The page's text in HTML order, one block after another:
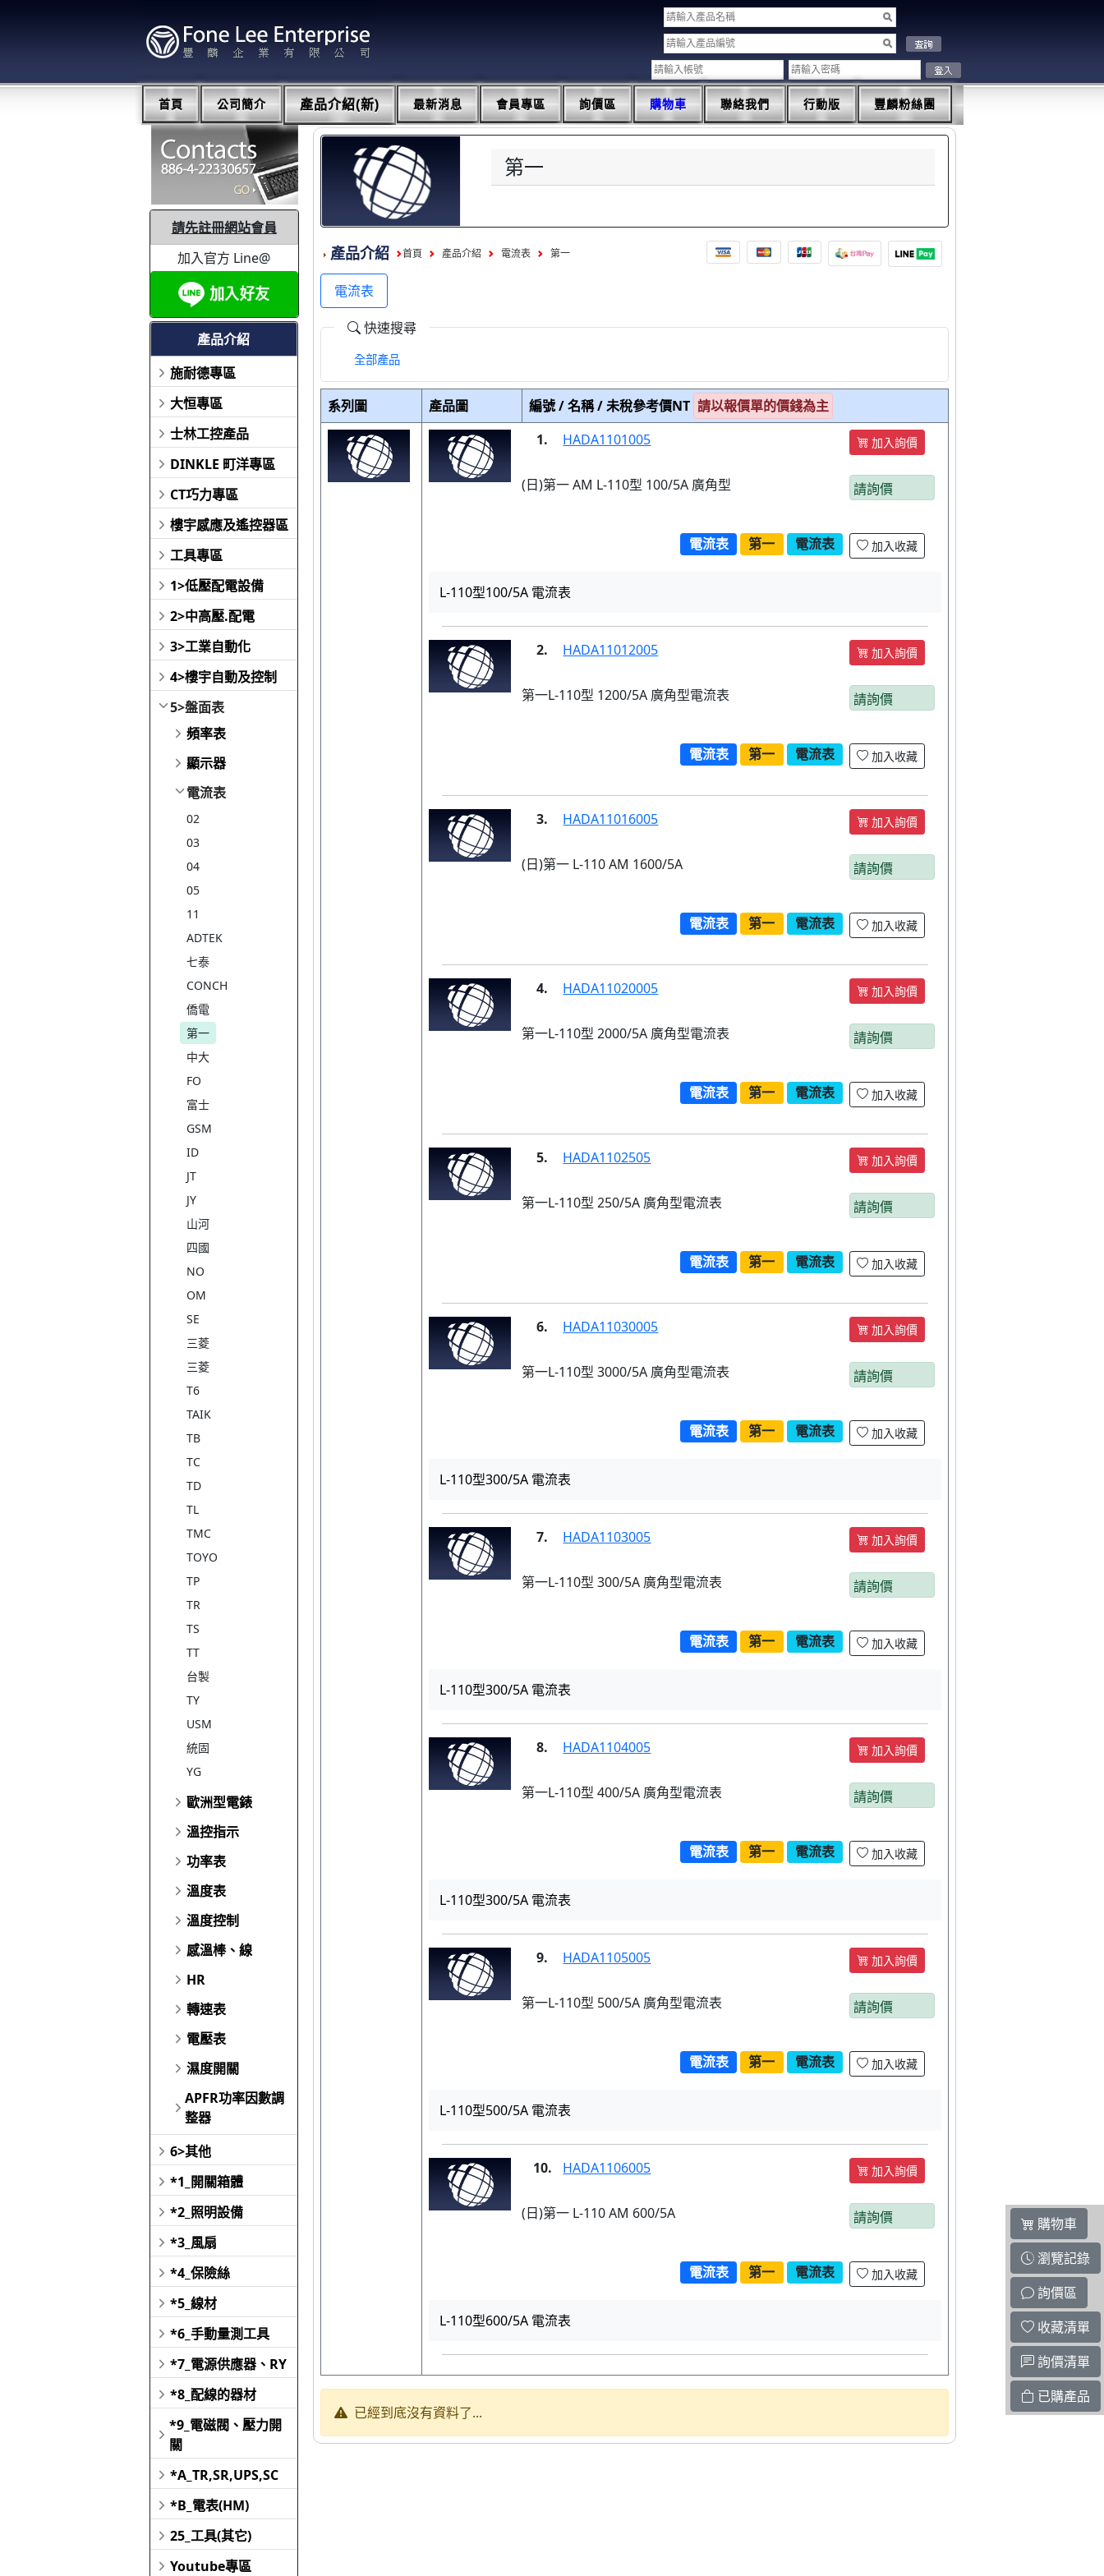
首頁 公司簡介 產品介紹(新) 最新消息 會員專區 詢價區 購物車 聯絡我們 行動版 豐麟粉絲團
請先註冊網站會員
加入官方 Line@
產品介紹
施耐德專區
大恒專區
士林工控產品
DINKLE 町洋專區
CT巧力專區
樓宇感應及遙控器區
工具專區
1>低壓配電設備
2>中高壓.配電
3>工業自動化
4>樓宇自動及控制
5>盤面表
頻率表
顯示器
電流表
02
03
04
05
11
ADTEK
七泰
CONCH
僑電
第一
中大
FO
富士
GSM
ID
JT
JY
山河
四國
NO
OM
SE
三菱
三菱
T6
TAIK
TB
TC
TD
TL
TMC
TOYO
TP
TR
TS
TT
台製
TY
USM
統固
YG
歐洲型電錶
溫控指示
功率表
溫度表
溫度控制
感溫棒、線
HR
轉速表
電壓表
濕度開關
APFR功率因數調
整器
6>其他
*1_開關箱體
*2_照明設備
*3_風扇
*4_保險絲
*5_線材
*6_手動量測工具
*7_電源供應器、RY
*8_配線的器材
*9_電磁閥、壓力開
關
*A_TR,SR,UPS,SC
*B_電表(HM)
25_工具(其它)
Youtube專區
第一
產品介紹 首頁 產品介紹 電流表 第一
電流表
快速搜尋
全部產品
系列圖 產品圖 編號 / 名稱 / 未稅參考價NT 請以報價單的價錢為主
1.
HADA1101005 加入詢價
(日)第一 AM L-110型 100/5A 廣角型 請詢價
電流表 第一 電流表 加入收藏
L-110型100/5A 電流表
2. HADA11012005 加入詢價
第一L-110型 1200/5A 廣角型電流表 請詢價
電流表 第一 電流表 加入收藏
3. HADA11016005 加入詢價
(日)第一 L-110 AM 1600/5A 請詢價
電流表 第一 電流表 加入收藏
4. HADA11020005 加入詢價
第一L-110型 2000/5A 廣角型電流表 請詢價
電流表 第一 電流表 加入收藏
5. HADA1102505 加入詢價
第一L-110型 250/5A 廣角型電流表 請詢價
電流表 第一 電流表 加入收藏
6. HADA11030005 加入詢價
第一L-110型 3000/5A 廣角型電流表 請詢價
電流表 第一 電流表 加入收藏
L-110型300/5A 電流表
7. HADA1103005 加入詢價
第一L-110型 300/5A 廣角型電流表 請詢價
電流表 第一 電流表 加入收藏
L-110型300/5A 電流表
8. HADA1104005 加入詢價
第一L-110型 400/5A 廣角型電流表 請詢價
電流表 第一 電流表 加入收藏
L-110型300/5A 電流表
9. HADA1105005 加入詢價
第一L-110型 500/5A 廣角型電流表 請詢價
電流表 第一 電流表 加入收藏
L-110型500/5A 電流表
10. HADA1106005 加入詢價
(日)第一 L-110 AM 600/5A 請詢價
電流表 第一 電流表 加入收藏
L-110型600/5A 電流表
已經到底沒有資料了...
購物車
瀏覽記錄
詢價區
收藏清單
詢價清單
已購產品